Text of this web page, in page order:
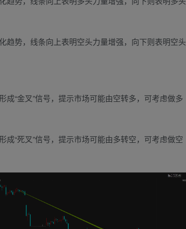
趋势，线条向上表明空头力量增强，向下则表明空头
“金叉”信号，提示市场可能由空转多，可考虑做多
“死叉”信号，提示市场可能由多转空，可考虑做空